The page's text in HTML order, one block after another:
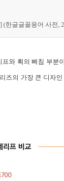
한글글꼴용어 사전,
프와 획의 삐침 부분
즈의 가장 큰 디자